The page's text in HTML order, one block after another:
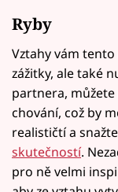
Ryby
Vztahy vám
zážitky, ale také
partnera,
chování, což by
realističtí a
skutečností.
pro ně velmi